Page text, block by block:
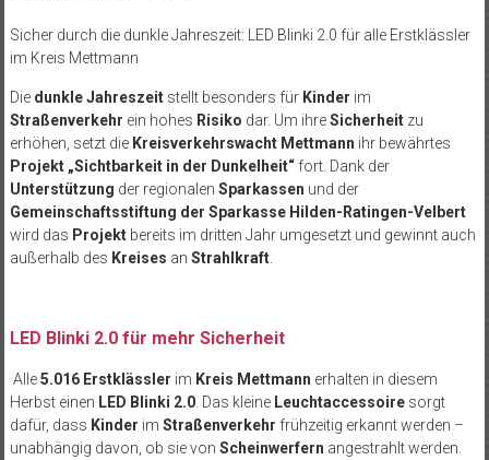
Sicher durch die dunkle Jahreszeit: LED Blinki 2.0 für alle Erstklässler
im Kreis Mettmann
Die dunkle Jahreszeitstellt besonders für Kinder im
Straßenverkehr ein hohes Risiko dar. Um ihreSicherheitzu
erhöhen, setzt die Kreisverkehrswacht Mettmann ihr bewährtes
Projekt „Sichtbarkeit in der Dunkelheit“fort. Dank der
Unterstützung der regionalen Sparkassen und der
Gemeinschaftsstiftung der Sparkasse Hilden-Ratingen-Velbert
wird das Projektbereits im dritten Jahr umgesetzt und gewinnt auch
außerhalb des Kreises an Strahlkraft.
LED Blinki 2.0 für mehr Sicherheit
Alle5.016 Erstklässler im Kreis Mettmann erhalten in diesem
Herbst einen LED Blinki 2.0. Das kleine Leuchtaccessoiresorgt
dafür, dass Kinder im Straßenverkehr frühzeitig erkannt werden –
unabhängig davon, ob sie von Scheinwerfern angestrahlt werden.